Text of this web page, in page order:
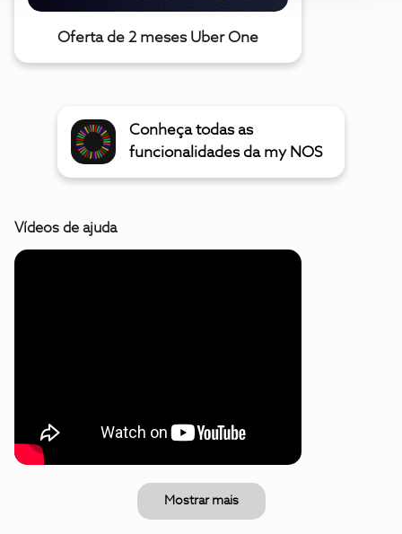
Oferta de 2 meses Uber One
Conheça todas as
funcionalidades da my NOS
Vídeos de ajuda
Mostrar mais